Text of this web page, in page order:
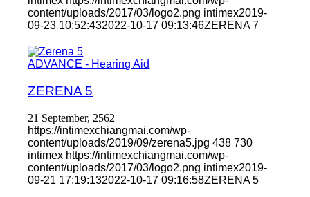
content/uploads/2017/03/logo2.png intimex2019-
09-23 10:52:432022-10-17 09:13:46ZERENA 7
ADVANCE - Hearing Aid
ZERENA 5
21 September, 2562
https://intimexchiangmai.com/wp-
content/uploads/2019/09/zerena5.jpg 438 730
intimex https://intimexchiangmai.com/wp-
content/uploads/2017/03/logo2.png intimex2019-
09-21 17:19:132022-10-17 09:16:58ZERENA 5